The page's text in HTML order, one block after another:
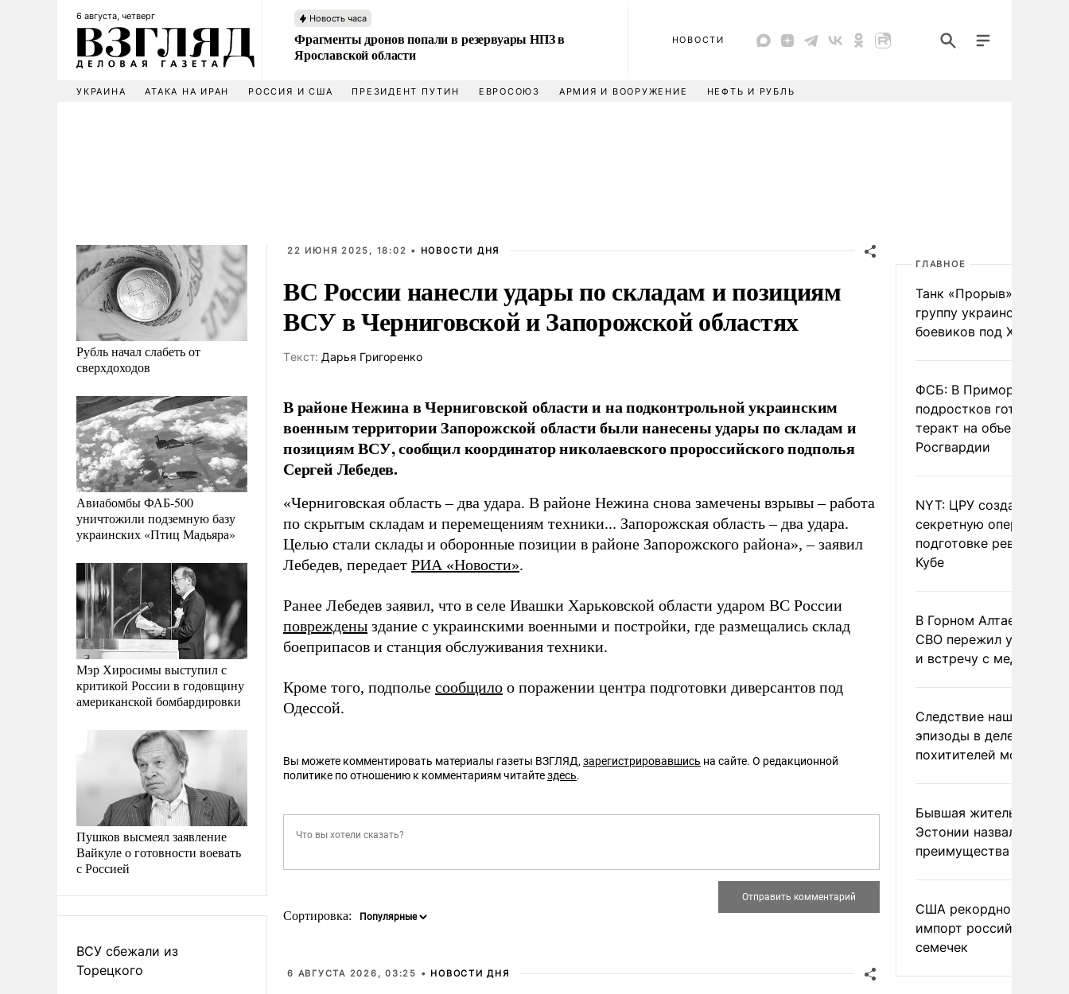
6 августа, четверг Новость часа
Фрагменты дронов попали в резервуары НПЗ в
Ярославской области
НОВОСТИ
УКРАИНА АТАКА НА ИРАН РОССИЯ И США ПРЕЗИДЕНТ ПУТИН ЕВРОСОЮЗ АРМИЯ И ВООРУЖЕНИЕ НЕФТЬ И РУБЛЬ
Рубль начал слабеть от
сверхдоходов
Авиабомбы ФАБ-500
уничтожили подземную базу
украинских «Птиц Мадьяра»
Мэр Хиросимы выступил с
критикой России в годовщину
американской бомбардировки
Пушков высмеял заявление
Вайкуле о готовности воевать
с Россией
ВСУ сбежали из
Торецкого
22 ИЮНЯ 2025, 18:02 • НОВОСТИ ДНЯ
ВС России нанесли удары по складам и позициям
ВСУ в Черниговской и Запорожской областях
Tекст: Дарья Григоренко
В районе Нежина в Черниговской области и на подконтрольной украинским
военным территории Запорожской области были нанесены удары по складам и
позициям ВСУ, сообщил координатор николаевского пророссийского подполья
Сергей Лебедев.
«Черниговская область – два удара. В районе Нежина снова замечены взрывы – работа
по скрытым складам и перемещениям техники... Запорожская область – два удара.
Целью стали склады и оборонные позиции в районе Запорожского района», – заявил
Лебедев, передает РИА «Новости».
Ранее Лебедев заявил, что в селе Ивашки Харьковской области ударом ВС России
повреждены здание с украинскими военными и постройки, где размещались склад
боеприпасов и станция обслуживания техники.
Кроме того, подполье сообщило о поражении центра подготовки диверсантов под
Одессой.
Вы можете комментировать материалы газеты ВЗГЛЯД, зарегистрировавшись на сайте. О редакционной
политике по отношению к комментариям читайтездесь.
Сортировка:
6 АВГУСТА 2026, 03:25 • НОВОСТИ ДНЯ
ГЛАВНОЕ
Танк «Прорыв»
группу украинских
боевиков под
ФСБ: В Приморье трое
подростков готовили
теракт на объекте
Росгвардии
NYT: ЦРУ создало
секретную опергруппу
подготовке революции
Кубе
В Горном Алтае
СВО пережил удар
и встречу с медведем
Следствие нашло
эпизоды в деле
похитителей москвичек
Бывшая жительница
Эстонии назвала
преимущества России
США рекордно
импорт российских
семечек